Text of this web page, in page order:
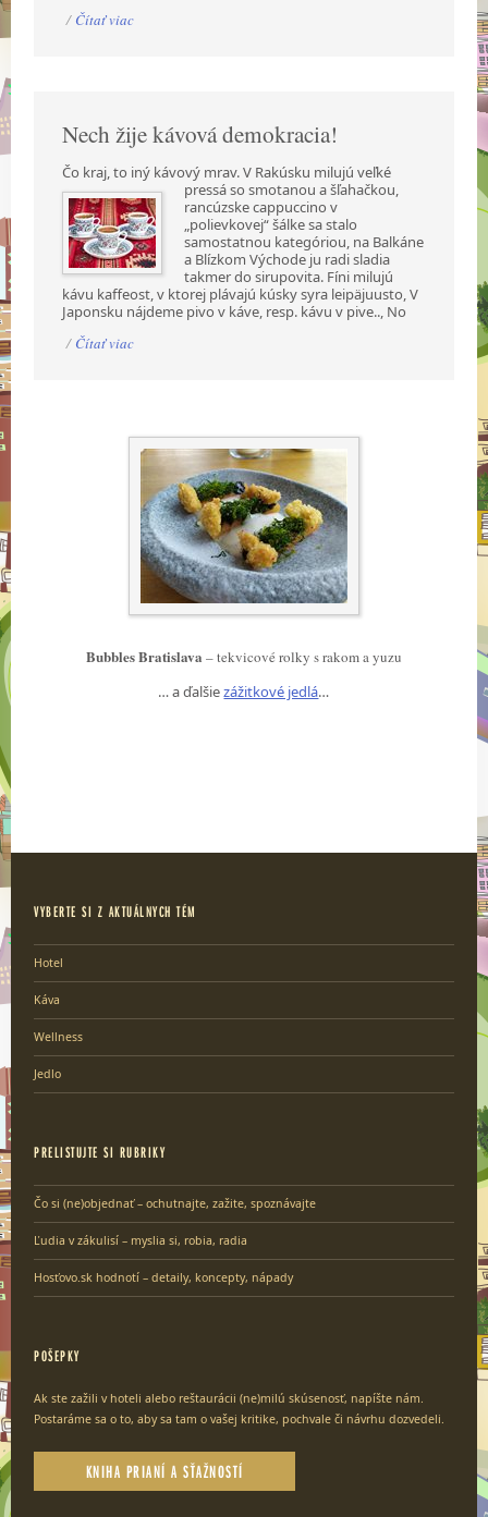
/ Čítať viac
Nech žije kávová demokracia!
Čo kraj, to iný kávový mrav. V Rakúsku milujú veľké
pressá so smotanou a šľahačkou,
rancúzske cappuccino v
„polievkovej“ šálke sa stalo
samostatnou kategóriou, na Balkáne
a Blízkom Východe ju radi sladia
takmer do sirupovita. Fíni milujú
kávu kaffeost, v ktorej plávajú kúsky syra leipäjuusto, V
Japonsku nájdeme pivo v káve, resp. kávu v pive.., No
/ Čítať viac
Bubbles Bratislava – tekvicové rolky s rakom a yuzu
… a ďalšiezážitkové jedlá…
VYBERTE SI Z AKTUÁLNYCH TÉM
Hotel
Káva
Wellness
Jedlo
PRELISTUJTE SI RUBRIKY
Čo si (ne)objednať – ochutnajte, zažite, spoznávajte
Ľudia v zákulisí – myslia si, robia, radia
Hosťovo.sk hodnotí – detaily, koncepty, nápady
POŠEPKY
Ak ste zažili v hoteli alebo reštaurácii (ne)milú skúsenosť, napíšte nám.
Postaráme sa o to, aby sa tam o vašej kritike, pochvale či návrhu dozvedeli.
KNIHA PRIANÍ A SŤAŽNOSTÍ